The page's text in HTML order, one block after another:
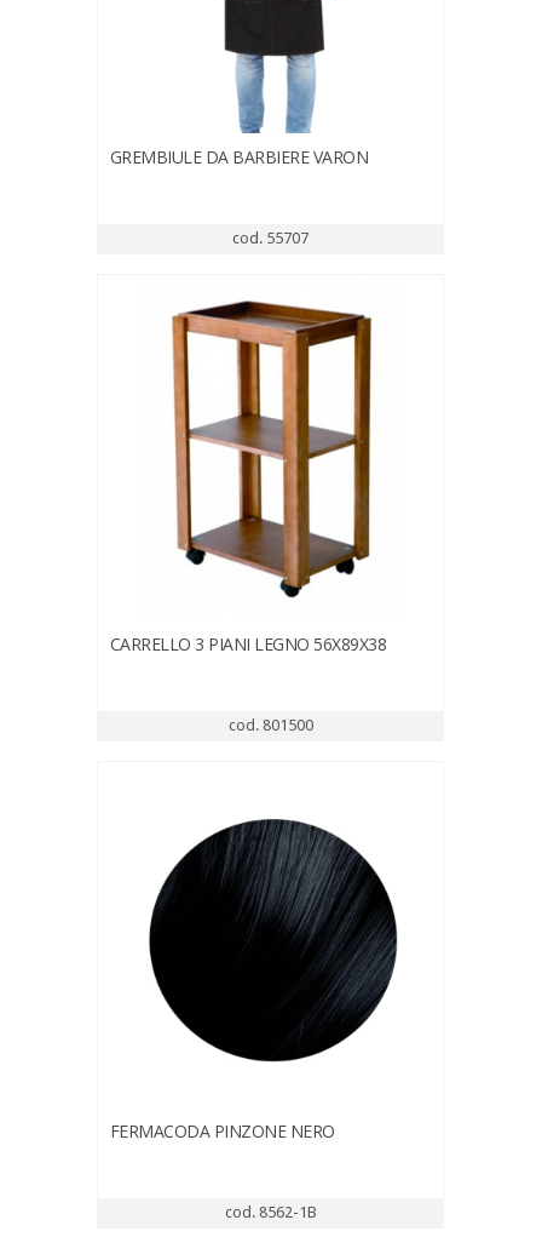
GREMBIULE DA BARBIERE VARON
cod. 55707
CARRELLO 3 PIANI LEGNO 56X89X38
cod. 801500
FERMACODA PINZONE NERO
cod. 8562-1B